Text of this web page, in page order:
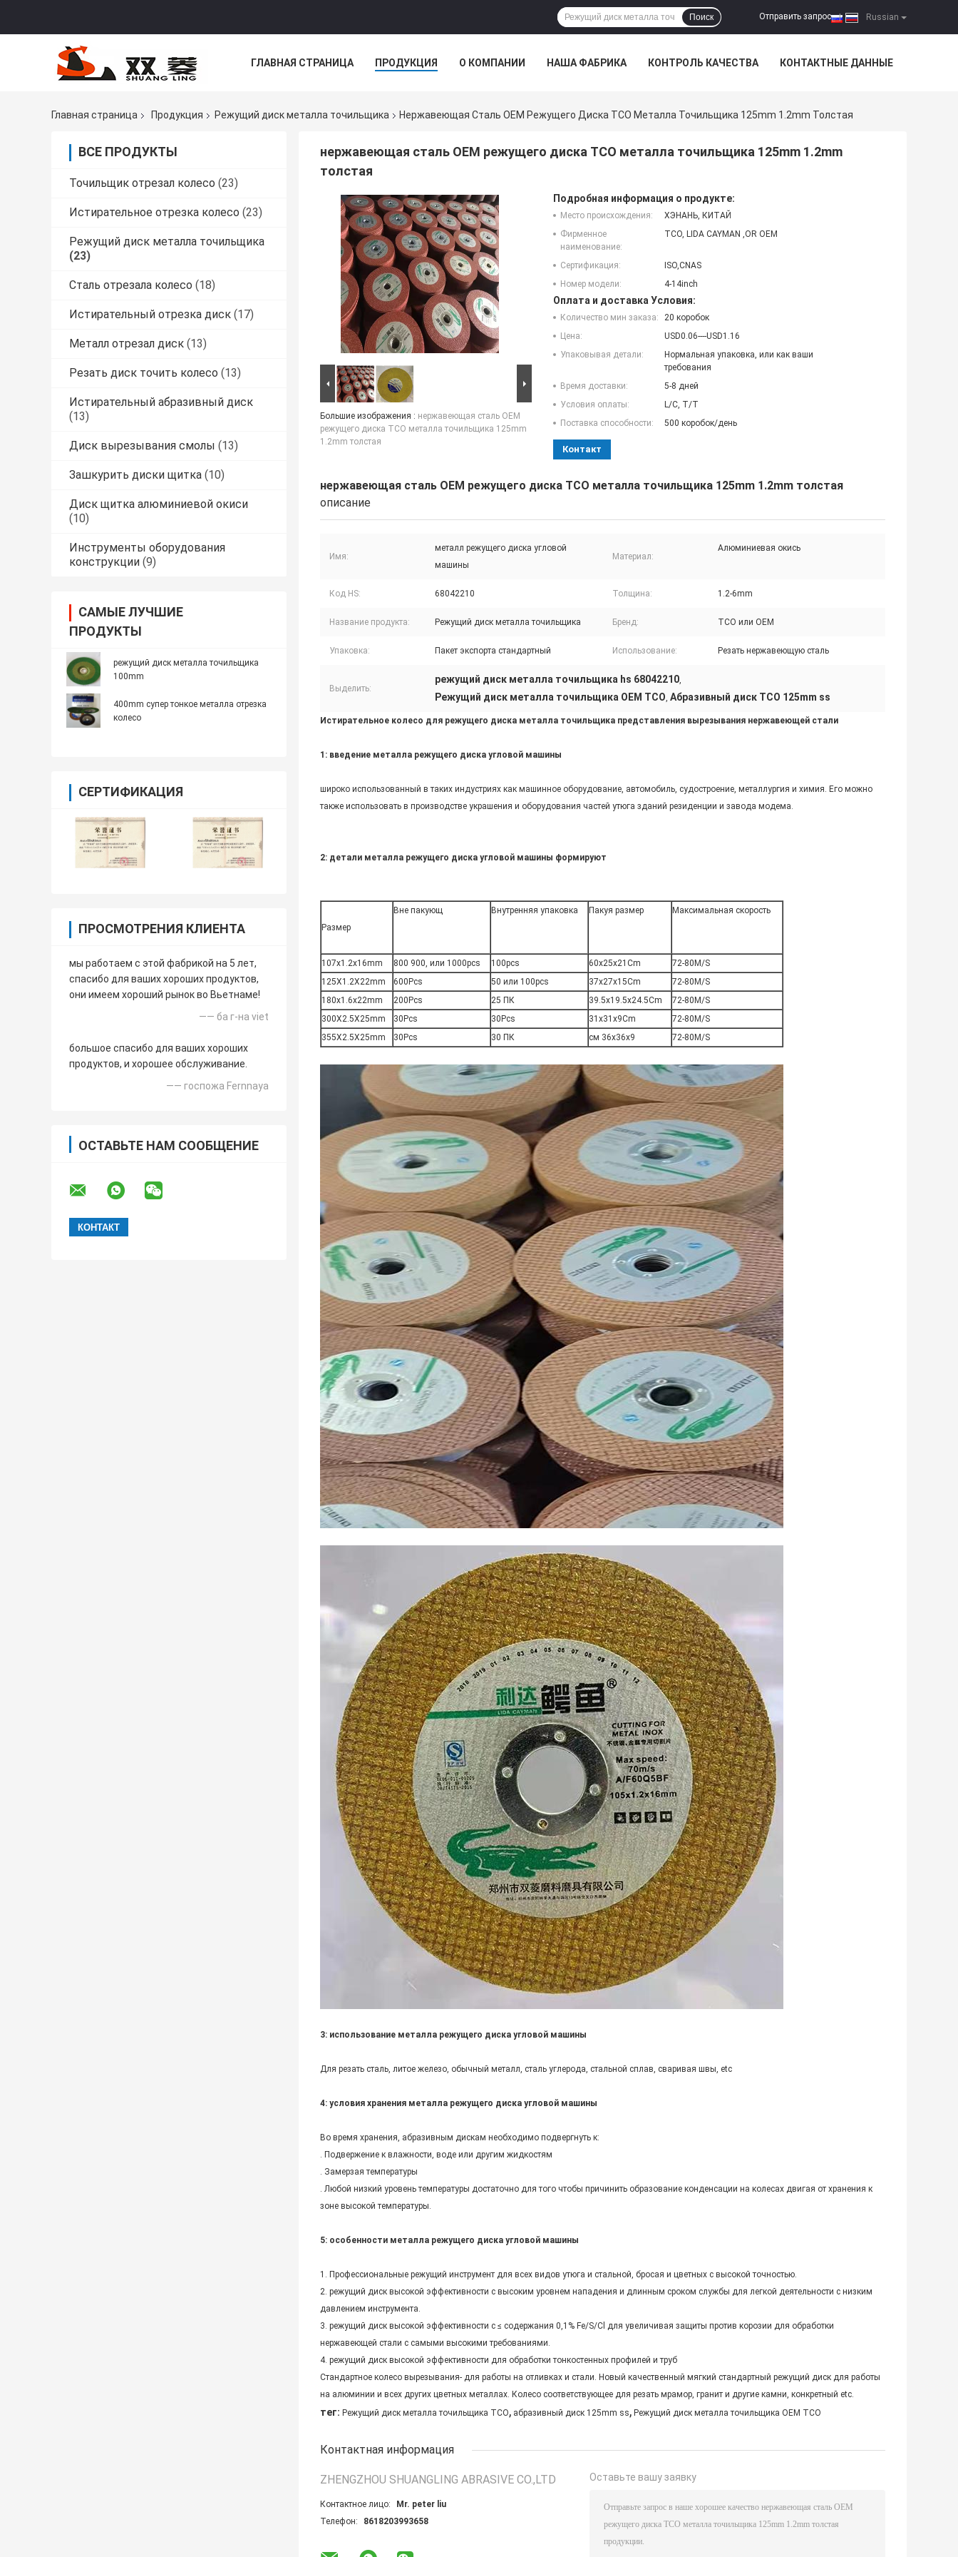
Russian
Отправить запрос |
Поиск
ГЛАВНАЯ СТРАНИЦА ПРОДУКЦИЯ О КОМПАНИИ НАША ФАБРИКА КОНТРОЛЬ КАЧЕСТВА КОНТАКТНЫЕ ДАННЫЕ
Главная страница
Продукция Режущий диск металла точильщика Нержавеющая Сталь OEM Режущего Диска TCO Металла Точильщика 125mm 1.2mm Толстая
ВСЕ ПРОДУКТЫ
Точильщик отрезал колесо (23)
Истирательное отрезка колесо (23)
Режущий диск металла точильщика
(23)
Сталь отрезала колесо (18)
Истирательный отрезка диск (17)
Металл отрезал диск (13)
Резать диск точить колесо (13)
Истирательный абразивный диск
(13)
Диск вырезывания смолы (13)
Зашкурить диски щитка (10)
Диск щитка алюминиевой окиси
(10)
Инструменты оборудования
конструкции (9)
САМЫЕ ЛУЧШИЕ
ПРОДУКТЫ
режущий диск металла точильщика
100mm
400mm супер тонкое металла отрезка
колесо
СЕРТИФИКАЦИЯ
ПРОСМОТРЕНИЯ КЛИЕНТА
мы работаем с этой фабрикой на 5 лет,
спасибо для ваших хороших продуктов,
они имеем хороший рынок во Вьетнаме!
—— ба г-на viet
большое спасибо для ваших хороших
продуктов, и хорошее обслуживание.
—— госпожа Fernnaya
ОСТАВЬТЕ НАМ СООБЩЕНИЕ
нержавеющая сталь OEM режущего диска TCO металла точильщика 125mm 1.2mm
толстая
Большие изображения : нержавеющая сталь OEM
режущего диска TCO металла точильщика 125mm
1.2mm толстая
Подробная информация о продукте:
Место происхождения:
ХЭНАНЬ, КИТАЙ
Фирменное
наименование:
TCO, LIDA CAYMAN ,OR OEM
Сертификация:
ISO,CNAS
Номер модели:
4-14inch
Оплата и доставка Условия:
Количество мин заказа:
20 коробок
Цена:
USD0.06----USD1.16
Упаковывая детали:
Нормальная упаковка, или как ваши
требования
Время доставки:
5-8 дней
Условия оплаты:
L/C, T/T
Поставка способности:
500 коробок/день
Контакт
нержавеющая сталь OEM режущего диска TCO металла точильщика 125mm 1.2mm толстая
описание
Имя:
металл режущего диска угловой
машины
Материал:
Алюминиевая окись
Код HS: 68042210 Толщина: 1.2-6mm
Название продукта: Режущий диск металла точильщика Бренд: TCO или OEM
Упаковка: Пакет экспорта стандартный Использование: Резать нержавеющую сталь
Выделить:
режущий диск металла точильщика hs 68042210,
Режущий диск металла точильщика OEM TCO, Абразивный диск TCO 125mm ss
Истирательное колесо для режущего диска металла точильщика представления вырезывания нержавеющей стали
1: введение металла режущего диска угловой машины
широко использованный в таких индустриях как машинное оборудование, автомобиль, судостроение, металлургия и химия. Его можно
также использовать в производстве украшения и оборудования частей утюга зданий резиденции и завода модема.
2: детали металла режущего диска угловой машины формируют
Размер
Вне пакующ Внутренняя упаковка Пакуя размер Максимальная скорость
107x1.2x16mm 800 900, или 1000pcs 100pcs 60x25x21Cm
72-80M/S
125X1.2X22mm
600Pcs 50 или 100pcs 37x27x15Cm
72-80M/S
180x1.6x22mm
200Pcs 25 ПК 39.5x19.5x24.5Cm
72-80M/S
300X2.5X25mm
30Pcs 30Pcs 31x31x9Cm
72-80M/S
355X2.5X25mm
30Pcs 30 ПК см 36x36x9 72-80M/S
3: использование металла режущего диска угловой машины
Для резать сталь, литое железо, обычный металл, сталь углерода, стальной сплав, сваривая швы, etc
4: условия хранения металла режущего диска угловой машины
Во время хранения, абразивным дискам необходимо подвергнуть к:
. Подвержение к влажности, воде или другим жидкостям
. Замерзая температуры
. Любой низкий уровень температуры достаточно для того чтобы причинить образование конденсации на колесах двигая от хранения к
зоне высокой температуры.
5: особенности металла режущего диска угловой машины
1. Профессиональные режущий инструмент для всех видов утюга и стальной, бросая и цветных с высокой точностью.
2. режущий диск высокой эффективности с высоким уровнем нападения и длинным сроком службы для легкой деятельности с низким
давлением инструмента.
3. режущий диск высокой эффективности с ≤ содержания 0,1% Fe/S/Cl для увеличивая защиты против корозии для обработки
нержавеющей стали с самыми высокими требованиями.
4. режущий диск высокой эффективности для обработки тонкостенных профилей и труб
Стандартное колесо вырезывания- для работы на отливках и стали. Новый качественный мягкий стандартный режущий диск для работы
на алюминии и всех других цветных металлах. Колесо соответствующее для резать мрамор, гранит и другие камни, конкретный etc.
тег: Режущий диск металла точильщика TCO, абразивный диск 125mm ss, Режущий диск металла точильщика OEM TCO
Контактная информация
ZHENGZHOU SHUANGLING ABRASIVE CO.,LTD
Контактное лицо:
Mr. peter liu
Телефон:
8618203993658
Оставьте вашу заявку